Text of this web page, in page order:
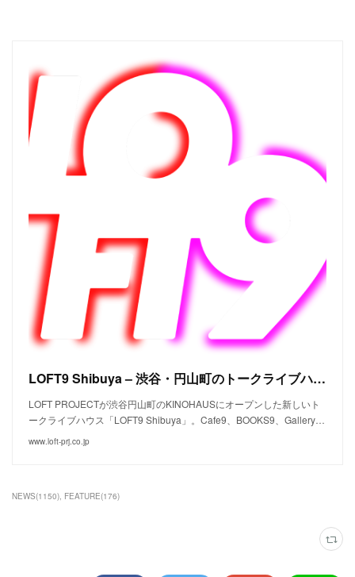
LOFT9 Shibuya – 渋谷・円山町のトークライブハウス
LOFT PROJECTが渋谷円山町のKINOHAUSにオープンした新しいト
ークライブハウス「LOFT9 Shibuya」。Cafe9、BOOKS9、Gallery…
www.loft-prj.co.jp
NEWS(1150) FEATURE(176)